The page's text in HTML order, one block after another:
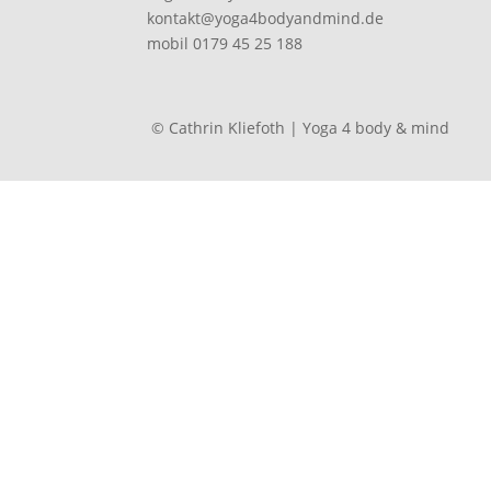
kontakt@yoga4bodyandmind.de
mobil 0179 45 25 188
© Cathrin Kliefoth | Yoga 4 body & mind